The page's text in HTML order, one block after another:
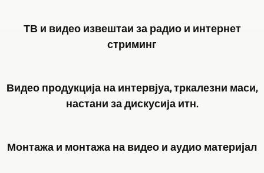
Medien-,
Videoproduktion
видео
снимање
камери
станува
збор
снимање
видео
театарски
концерти,
ТВ и видео извештаи за радио и интернет
стриминг
како
видеоновинар
години,
успеав
Видео продукција на интервјуа, тркалезни маси,
настани за дискусија итн.
на
Монтажа и монтажа на видео и аудио материјал